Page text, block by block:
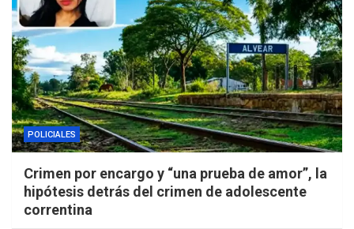
POLICIALES
Crimen por encargo y “una prueba de amor”, la
hipótesis detrás del crimen de adolescente
correntina